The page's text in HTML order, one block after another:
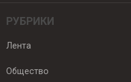
РУБРИКИ
Лента
Общество